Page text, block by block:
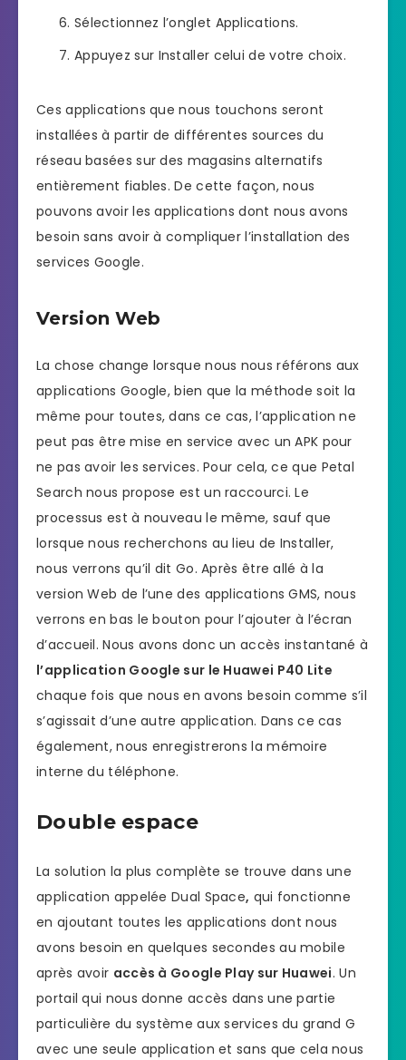
Sélectionnez l’onglet Applications.
Appuyez sur Installer celui de votre choix.
Ces applications que nous touchons seront
installées à partir de différentes sources du
réseau basées sur des magasins alternatifs
entièrement fiables. De cette façon, nous
pouvons avoir les applications dont nous avons
besoin sans avoir à compliquer l’installation des
services Google.
Version Web
La chose change lorsque nous nous référons aux
applications Google, bien que la méthode soit la
même pour toutes, dans ce cas, l’application ne
peut pas être mise en service avec un APK pour
ne pas avoir les services. Pour cela, ce que Petal
Search nous propose est un raccourci. Le
processus est à nouveau le même, sauf que
lorsque nous recherchons au lieu de Installer,
nous verrons qu’il dit Go. Après être allé à la
version Web de l’une des applications GMS, nous
verrons en bas le bouton pour l’ajouter à l’écran
d’accueil. Nous avons donc un accès instantané à
l’application Google sur le Huawei P40 Lite
chaque fois que nous en avons besoin comme s’il
s’agissait d’une autre application. Dans ce cas
également, nous enregistrerons la mémoire
interne du téléphone.
Double espace
La solution la plus complète se trouve dans une
application appelée Dual Space, qui fonctionne
en ajoutant toutes les applications dont nous
avons besoin en quelques secondes au mobile
après avoir accès à Google Play sur Huawei. Un
portail qui nous donne accès dans une partie
particulière du système aux services du grand G
avec une seule application et sans que cela nous